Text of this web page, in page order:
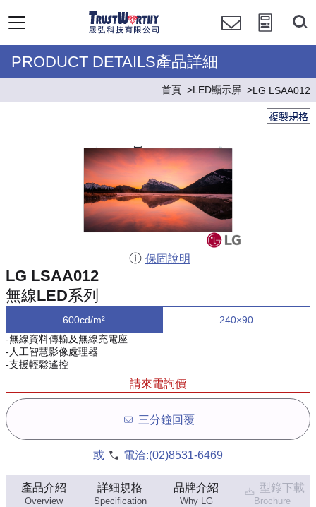
PRODUCT DETAILS產品詳細
首頁 LED顯示屏 LG LSAA012
複製規格
保固說明
LG LSAA012
無線LED系列
600cd/m²
240×90
-無線資料傳輸及無線充電座
-人工智慧影像處理器
-支援輕鬆遙控
請來電詢價
三分鐘回覆
或 電洽:(02)8531-6469
產品介紹
Overview
詳細規格
Specification
品牌介紹
Why LG
型錄下載
Brochure